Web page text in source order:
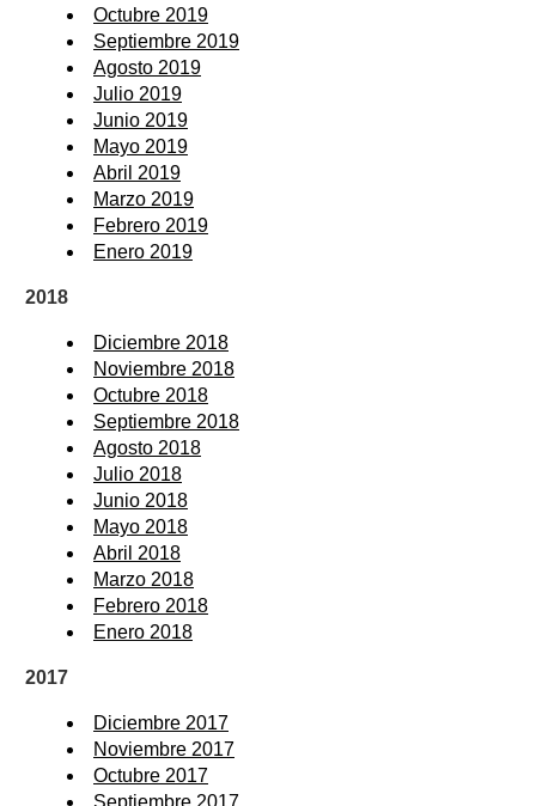
Octubre 2019
Septiembre 2019
Agosto 2019
Julio 2019
Junio 2019
Mayo 2019
Abril 2019
Marzo 2019
Febrero 2019
Enero 2019
2018
Diciembre 2018
Noviembre 2018
Octubre 2018
Septiembre 2018
Agosto 2018
Julio 2018
Junio 2018
Mayo 2018
Abril 2018
Marzo 2018
Febrero 2018
Enero 2018
2017
Diciembre 2017
Noviembre 2017
Octubre 2017
Septiembre 2017